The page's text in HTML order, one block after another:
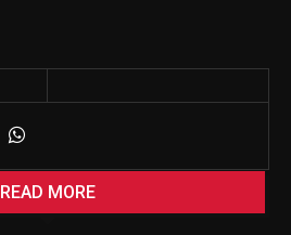
READ MORE